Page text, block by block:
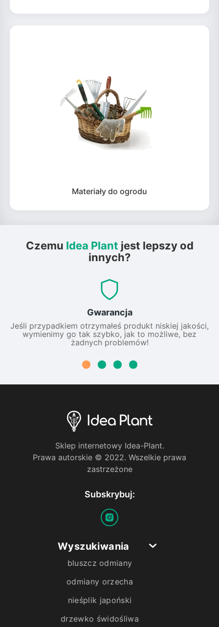
Materiały do ogrodu
Czemu Idea Plant jest lepszy od
innych?
Gwarancja
Jeśli przypadkiem otrzymałeś produkt niskiej jakości,
wymienimy go tak szybko, jak to możliwe, bez
żadnych problemów!
Sklep internetowy Idea-Plant.
Prawa autorskie © 2022. Wszelkie prawa
zastrzeżone
Subskrybuj:
Wyszukiwania
bluszcz odmiany
odmiany orzecha
nieśplik japoński
drzewko świdośliwa